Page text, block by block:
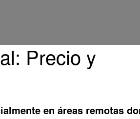
Precio y
en áreas remotas